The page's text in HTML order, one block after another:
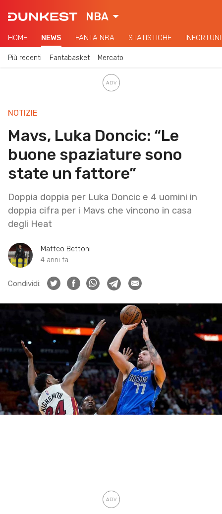
NBA
HOME NEWS FANTA NBA STATISTICHE INFORTUNI
Più recenti Fantabasket Mercato
NOTIZIE
Mavs, Luka Doncic: “Le
buone spaziature sono
state un fattore”
Doppia doppia per Luka Doncic e 4 uomini in
doppia cifra per i Mavs che vincono in casa
degli Heat
Matteo Bettoni
4 anni fa
Condividi: